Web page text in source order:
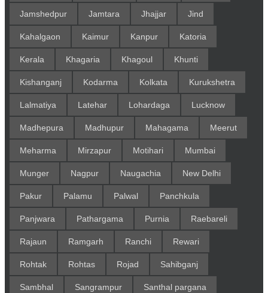
Jamshedpur Jamtara Jhajjar Jind
Kahalgaon Kaimur Kanpur Katoria
Kerala Khagaria Khagoul Khunti
Kishanganj Kodarma Kolkata Kurukshetra
Lalmatiya Latehar Lohardaga Lucknow
Madhepura Madhupur Mahagama Meerut
Meharma Mirzapur Motihari Mumbai
Munger Nagpur Naugachia New Delhi
Pakur Palamu Palwal Panchkula
Panjwara Pathargama Purnia Raebareli
Rajaun Ramgarh Ranchi Rewari
Rohtak Rohtas Rojad Sahibganj
Sambhal Sangrampur Santhal pargana